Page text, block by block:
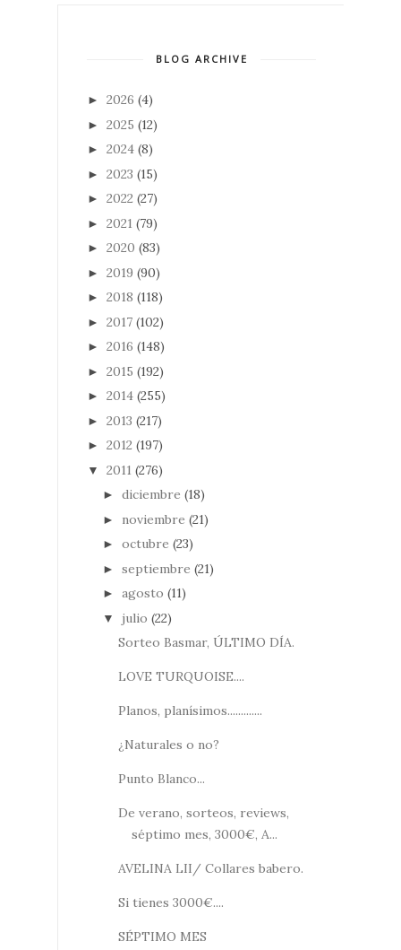
BLOG ARCHIVE
► 2026 (4)
► 2025 (12)
► 2024 (8)
► 2023 (15)
► 2022 (27)
► 2021 (79)
► 2020 (83)
► 2019 (90)
► 2018 (118)
► 2017 (102)
► 2016 (148)
► 2015 (192)
► 2014 (255)
► 2013 (217)
► 2012 (197)
▼ 2011 (276)
► diciembre (18)
► noviembre (21)
► octubre (23)
► septiembre (21)
► agosto (11)
▼ julio (22)
Sorteo Basmar, ÚLTIMO DÍA.
LOVE TURQUOISE....
Planos, planísimos.............
¿Naturales o no?
Punto Blanco...
De verano, sorteos, reviews,
séptimo mes, 3000€, A...
AVELINA LII/ Collares babero.
Si tienes 3000€....
SÉPTIMO MES